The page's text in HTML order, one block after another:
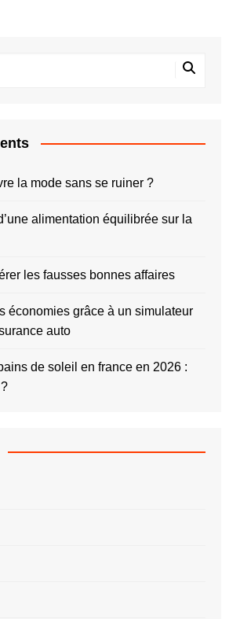
la mode sans se ruiner ?
alimentation équilibrée sur la
les fausses bonnes affaires
économies grâce à un simulateur
auto
de soleil en france en 2026 :